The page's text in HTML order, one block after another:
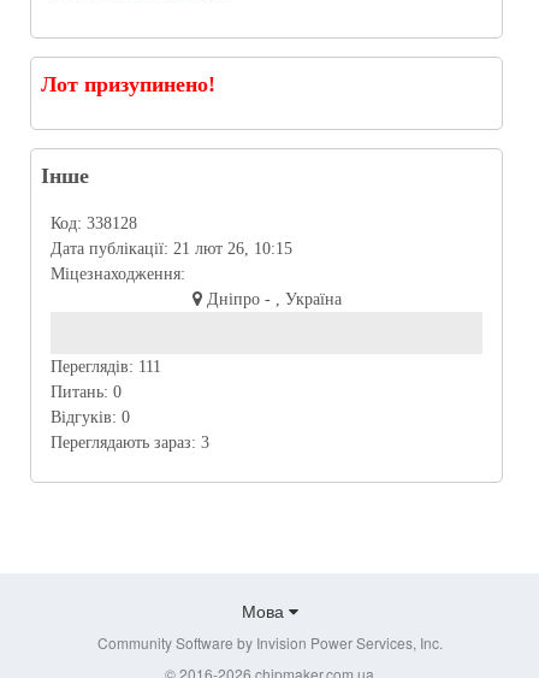
Лот призупинено!
Інше
Код: 338128
Дата публікації: 21 лют 26, 10:15
Міцезнаходження:
Дніпро - , Україна
Переглядів: 111
Питань: 0
Відгуків: 0
Переглядають зараз: 3
Мова
Community Software by Invision Power Services, Inc.